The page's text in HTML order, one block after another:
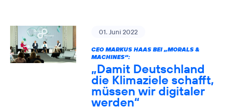
01. Juni 2022
CEO MARKUS HAAS BEI „MORALS &
MACHINES“:
„Damit Deutschland
die Klimaziele schafft,
müssen wir digitaler
werden“